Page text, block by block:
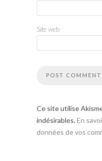
Site web
Ce site utilise
indésirables.En
données de vos